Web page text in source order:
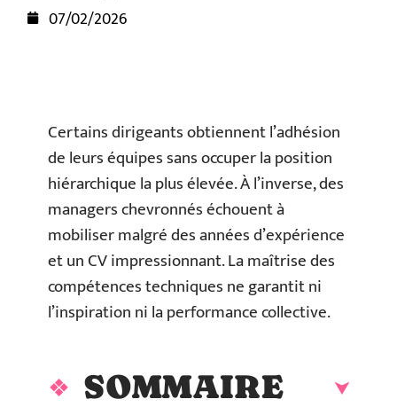
07/02/2026
Certains dirigeants obtiennent l’adhésion
de leurs équipes sans occuper la position
hiérarchique la plus élevée. À l’inverse, des
managers chevronnés échouent à
mobiliser malgré des années d’expérience
et un CV impressionnant. La maîtrise des
compétences techniques ne garantit ni
l’inspiration ni la performance collective.
SOMMAIRE